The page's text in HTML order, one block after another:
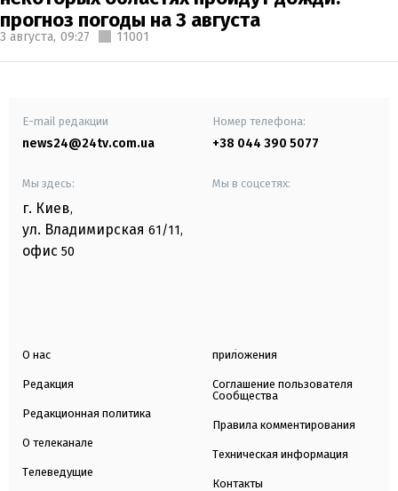
прогноз погоды на 3 августа
3 августа, 09:27 11001
E-mail редакции
news24@24tv.com.ua
Номер телефона:
+38 044 390 5077
Мы здесь:
г. Киев,
ул. Владимирская 61/11,
офис 50
Мы в соцсетях:
О нас
Редакция
Редакционная политика
О телеканале
Телеведущие
приложения
Соглашение пользователя
Сообщества
Правила комментирования
Техническая информация
Контакты